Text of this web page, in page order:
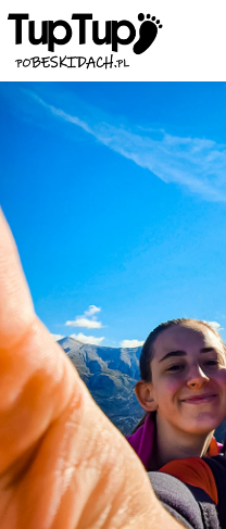
19
MARZEC
7
2024
NOWY
4
LISTOPAD
2023